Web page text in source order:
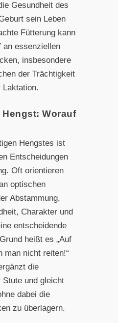
Gesundheit des
sein Leben
Fütterung kann
an essenziellen
insbesondere
der Trächtigkeit
Laktation.
Worauf
Hengstes ist
Entscheidungen
Oft orientieren
optischen
Abstammung,
Charakter und
entscheidende
heißt es „Auf
man nicht reiten!“
die
Stute und gleicht
dabei die
zu überlagern.